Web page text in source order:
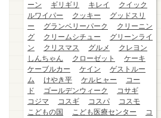
ーン
ギリギリ キレイ
クイック
ルワイパー
クッキー
グッドスリ
ー
グランベリーパーク
クリーニン
グ
クリームシチュー
グリーンライ
ン
クリスマス グルメ
クレヨン
しんちゃん
クローゼット
ケーキ
ケーブルカー
ケイン
ゲストルー
ム
けやき平 ケルヒャー
コー
ド
ゴールデンウィーク
コサギ
コジマ
コスギ コスパ
コスモ
こどもの国
こども医療センター
コ